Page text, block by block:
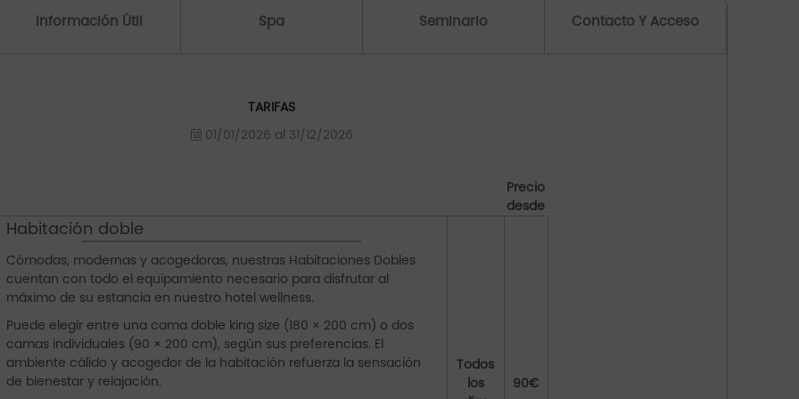
Información Útil Spa Seminario Contacto Y Acceso
TARIFAS
01/01/2026 al 31/12/2026
Precio
desde
Habitación doble
Cómodas, modernas y acogedoras, nuestras Habitaciones Dobles
cuentan con todo el equipamiento necesario para disfrutar al
máximo de su estancia en nuestro hotel wellness.
Puede elegir entre una cama doble king size (180 × 200 cm) o dos
camas individuales (90 × 200 cm), según sus preferencias. El
ambiente cálido y acogedor de la habitación refuerza la sensación
de bienestar y relajación.
Todos
los
90€